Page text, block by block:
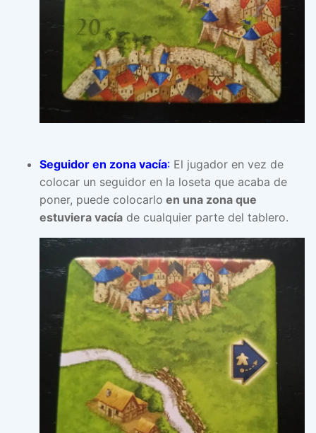
Seguidor en zona vacía: El jugador en vez de
colocar un seguidor en la loseta que acaba de
poner, puede colocarlo en una zona que
estuviera vacía de cualquier parte del tablero.